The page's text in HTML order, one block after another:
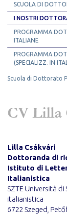
SCUOLA DI
I NOSTRI
PROGRAMMA
ITALIANE
PROGRAMMA
(SPECIALIZZ. IN
Scuola di Dottorato
CV Lilla
Lilla Csákvári
Dottoranda di
Istituto di
Italianistica
SZTE Università di
italianistica
6722 Szeged,